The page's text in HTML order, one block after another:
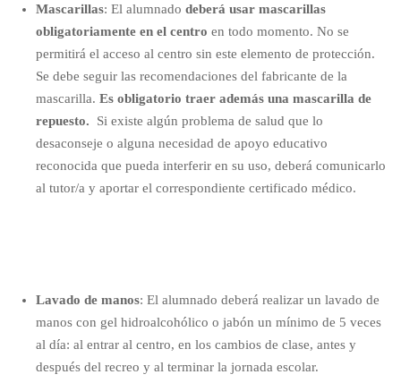
Mascarillas: El alumnado deberá usar mascarillas
obligatoriamente en el centro en todo momento. No se
permitirá el acceso al centro sin este elemento de protección.
Se debe seguir las recomendaciones del fabricante de la
mascarilla. Es obligatorio traer además una mascarilla de
repuesto. Si existe algún problema de salud que lo
desaconseje o alguna necesidad de apoyo educativo
reconocida que pueda interferir en su uso, deberá comunicarlo
al tutor/a y aportar el correspondiente certificado médico.
Lavado de manos: El alumnado deberá realizar un lavado de
manos con gel hidroalcohólico o jabón un mínimo de 5 veces
al día: al entrar al centro, en los cambios de clase, antes y
después del recreo y al terminar la jornada escolar.